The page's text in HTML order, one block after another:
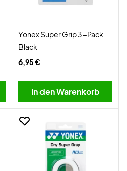
Yonex Super Grip 3-Pack
Black
6,95 €
In den Warenkorb